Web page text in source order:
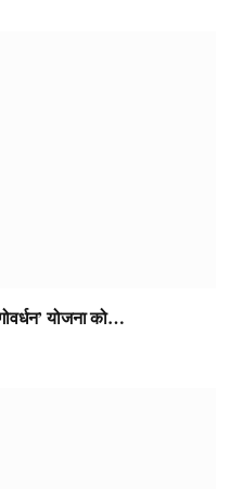
योजना को…